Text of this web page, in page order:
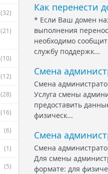
(32)
(21)
(10)
(12)
(28)
(16)
(6)
(1)
(5)
Как перенести
* Если Ваш домен
выполнения
необходимо
службу поддержк...
Смена
Смена
Услуга смены
предоставить
физическ...
Смена
Смена
Для смены
формате: для